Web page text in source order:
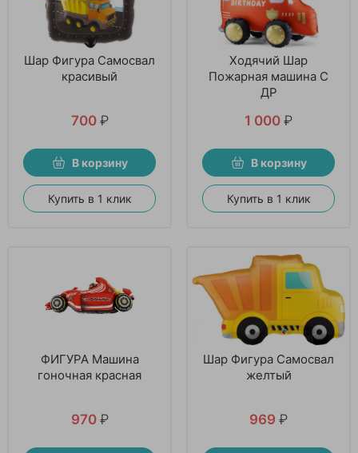
Шар Фигура Самосвал
красивый
700 ₽
В корзину
Купить в 1 клик
Ходячий Шар
Пожарная машина С
ДР
1 000 ₽
В корзину
Купить в 1 клик
ФИГУРА Машина
гоночная красная
970 ₽
Шар Фигура Самосвал
желтый
969 ₽